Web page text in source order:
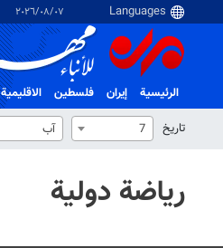
٠٧‏/٠٨‏/٢٠٢٦
الرئيسية إيران فلسطین الاقلیمیة
تاریخ
7 آب
رياضة دولية